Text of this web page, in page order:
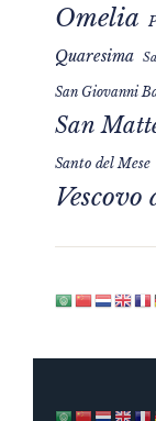
Omelia
Quaresima
San Giovanni
San
Santo del Mese